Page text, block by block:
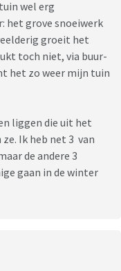
wel erg
het grove snoeiwerk
groeit het
toch niet, via buur-
het zo weer mijn tuin
liggen die uit het
Ik heb net 3 van
de andere 3
gaan in de winter